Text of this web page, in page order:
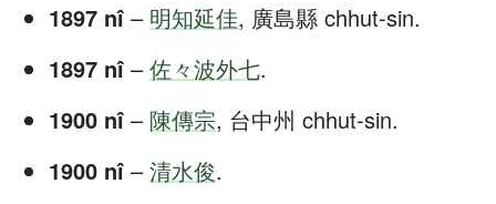
1897 nî – 明知延佳, 廣島縣 chhut-sin.
1897 nî – 佐々波外七.
1900 nî – 陳傳宗, 台中州 chhut-sin.
1900 nî – 清水俊.